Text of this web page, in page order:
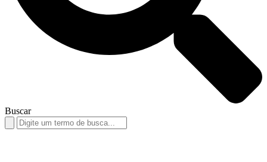
Buscar
Search
for: